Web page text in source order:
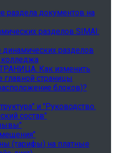
раздела документов на
разделов SIMAI:
динамических разделов
колледжа
Как изменить
главной страницы
блоков)?
и "Руководство.
состав"
(тарифы) на платные